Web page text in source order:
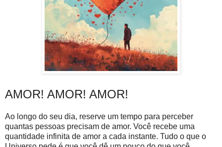
AMOR! AMOR! AMOR!
Ao longo do seu dia, reserve um tempo para perceber
quantas pessoas precisam de amor. Você recebe uma
quantidade infinita de amor a cada instante. Tudo o que o